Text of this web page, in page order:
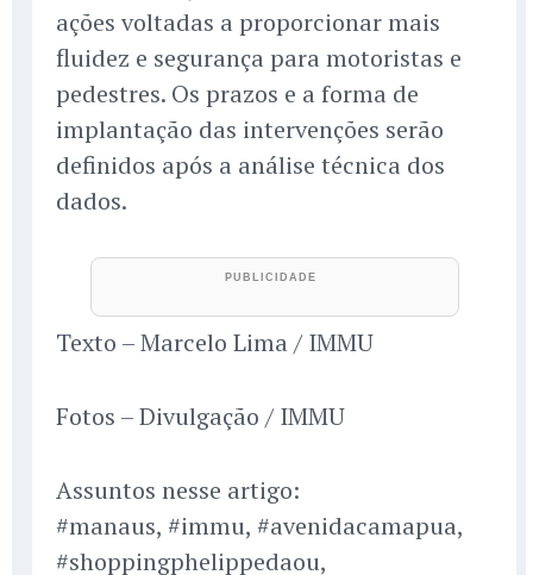
ações voltadas a proporcionar mais
fluidez e segurança para motoristas e
pedestres. Os prazos e a forma de
implantação das intervenções serão
definidos após a análise técnica dos
dados.
Texto – Marcelo Lima / IMMU
Fotos – Divulgação / IMMU
Assuntos nesse artigo:
#manaus, #immu, #avenidacamapua,
#shoppingphelippedaou,